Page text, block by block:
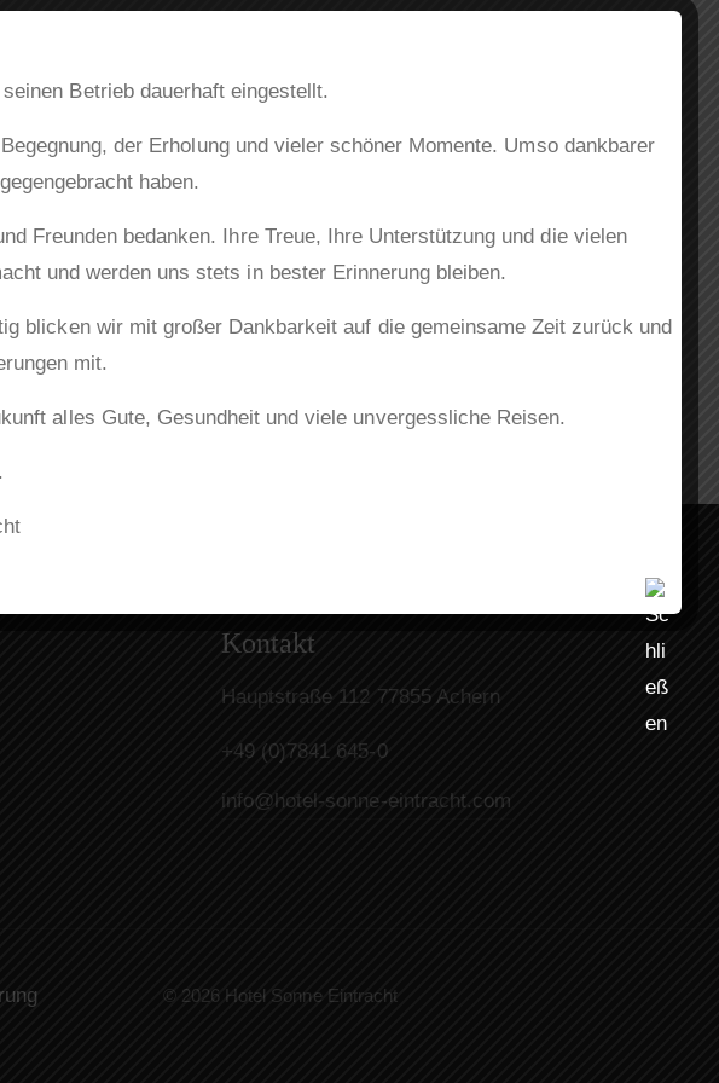
Kontakt
Hauptstraße 112 77855 Achern
+49 (0)7841 645-0
info@hotel-sonne-eintracht.com
© 2026 Hotel Sonne Eintracht
Betrieb dauerhaft eingestellt.
der Erholung und vieler schöner Momente. Umso dankbarer
haben.
Freunden bedanken. Ihre Treue, Ihre Unterstützung und die vielen
und werden uns stets in bester Erinnerung bleiben.
blicken wir mit großer Dankbarkeit auf die gemeinsame Zeit zurück und
mit.
alles Gute, Gesundheit und viele unvergessliche Reisen.